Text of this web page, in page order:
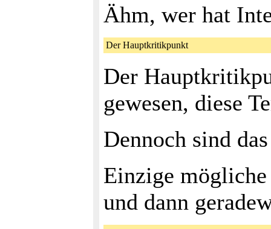
Ähm, wer hat
Der Hauptkritikpunkt
Der
gewesen, diese
Dennoch sind
Einzige
und dann